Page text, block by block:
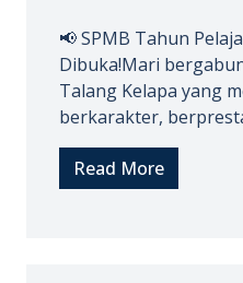
📢 SPMB Tahun
Dibuka!Mari
Talang Kelapa yang
berkarakter,
Read More